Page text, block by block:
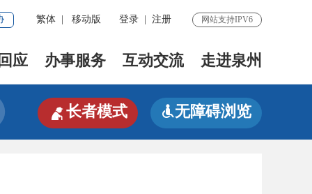
繁体 移动版 登录 注册 网站支持IPV6
应 办事服务 互动交流 走进泉州
长者模式 无障碍浏览